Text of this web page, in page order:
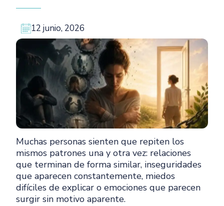
12 junio, 2026
Muchas personas sienten que repiten los
mismos patrones una y otra vez: relaciones
que terminan de forma similar, inseguridades
que aparecen constantemente, miedos
difíciles de explicar o emociones que parecen
surgir sin motivo aparente.